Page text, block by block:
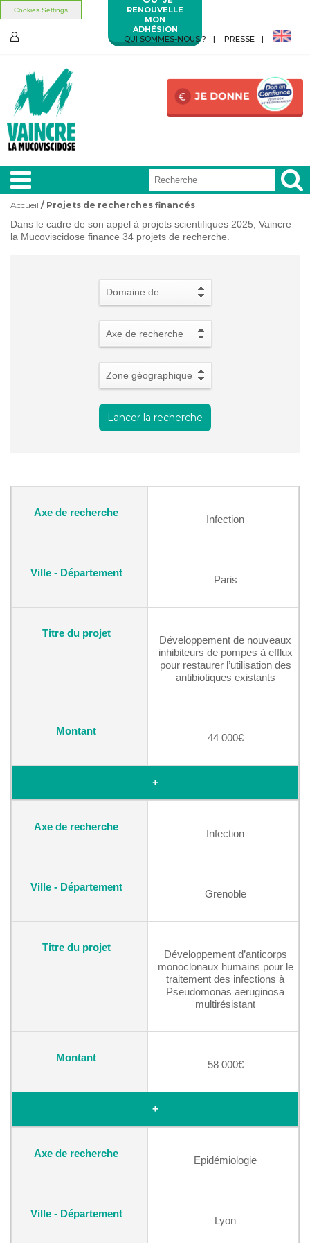
Cookies Settings
Aller au contenu principal
Aller au menu principal
RENOUVELLE
MON
ADHÉSION
QUI SOMMES-NOUS ?
PRESSE
A LA UNE
AUJOURD'HUI
DEMAIN
ENSEMBLE
Vous êtes ici
Accueil / Projets de recherches financés
Dans le cadre de son appel à projets scientifiques 2025, Vaincre
la Mucoviscidose finance 34 projets de recherche.
Domaine de
recherche
Axe de recherche
Zone géographique
Infection
Paris
Développement de nouveaux
inhibiteurs de pompes à efflux
pour restaurer l’utilisation des
antibiotiques existants
44 000€
+
Infection
Grenoble
Développement d’anticorps
monoclonaux humains pour le
traitement des infections à
Pseudomonas aeruginosa
multirésistant
58 000€
+
Epidémiologie
Lyon